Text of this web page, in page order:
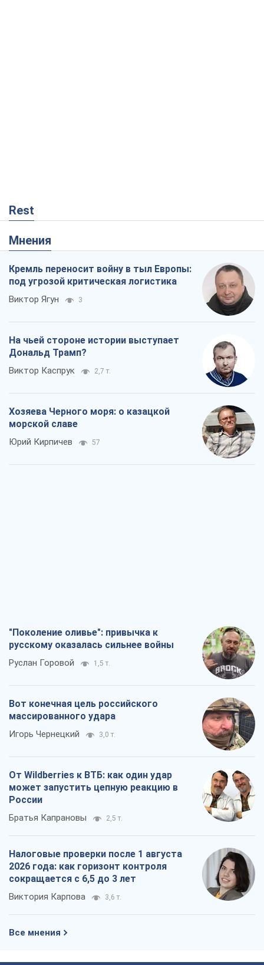
Rest
Мнения
Кремль переносит войну в тыл Европы:
под угрозой критическая логистика
Виктор Ягун 3
На чьей стороне истории выступает
Дональд Трамп?
Виктор Каспрук 2,7 т.
Хозяева Черного моря: о казацкой
морской славе
Юрий Кирпичев 57
"Поколение оливье": привычка к
русскому оказалась сильнее войны
Руслан Горовой 1,5 т.
Вот конечная цель российского
массированного удара
Игорь Чернецкий 3,0 т.
От Wildberries к ВТБ: как один удар
может запустить цепную реакцию в
России
Братья Капрановы 2,5 т.
Налоговые проверки после 1 августа
2026 года: как горизонт контроля
сокращается с 6,5 до 3 лет
Виктория Карпова 3,6 т.
Все мнения